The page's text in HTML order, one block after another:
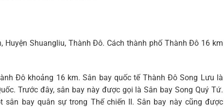
Huyện Shuangliu, Thành Đô. Cách thành phố Thành Đô 16 km
Đô khoảng 16 km. Sân bay quốc tế Thành Đô Song Lưu là
Trước đây, sân bay này được gọi là Sân bay Song Quý Tứ.
bay quân sự trong Thế chiến II. Sân bay này cũng được